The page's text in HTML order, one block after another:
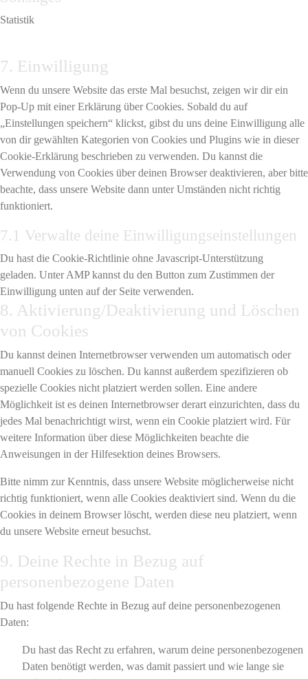
service
paypal
Statistik
Consent
to
service
sonstiges
7. Einwilligung
Wenn du unsere Website das erste Mal besuchst, zeigen wir dir ein
Pop-Up mit einer Erklärung über Cookies. Sobald du auf
„Einstellungen speichern“ klickst, gibst du uns deine Einwilligung alle
von dir gewählten Kategorien von Cookies und Plugins wie in dieser
Cookie-Erklärung beschrieben zu verwenden. Du kannst die
Verwendung von Cookies über deinen Browser deaktivieren, aber bitte
beachte, dass unsere Website dann unter Umständen nicht richtig
funktioniert.
7.1 Verwalte deine Einwilligungseinstellungen
Du hast die Cookie-Richtlinie ohne Javascript-Unterstützung
geladen. Unter AMP kannst du den Button zum Zustimmen der
Einwilligung unten auf der Seite verwenden.
8. Aktivierung/Deaktivierung und Löschen
von Cookies
Du kannst deinen Internetbrowser verwenden um automatisch oder
manuell Cookies zu löschen. Du kannst außerdem spezifizieren ob
spezielle Cookies nicht platziert werden sollen. Eine andere
Möglichkeit ist es deinen Internetbrowser derart einzurichten, dass du
jedes Mal benachrichtigt wirst, wenn ein Cookie platziert wird. Für
weitere Information über diese Möglichkeiten beachte die
Anweisungen in der Hilfesektion deines Browsers.
Bitte nimm zur Kenntnis, dass unsere Website möglicherweise nicht
richtig funktioniert, wenn alle Cookies deaktiviert sind. Wenn du die
Cookies in deinem Browser löscht, werden diese neu platziert, wenn
du unsere Website erneut besuchst.
9. Deine Rechte in Bezug auf
personenbezogene Daten
Du hast folgende Rechte in Bezug auf deine personenbezogenen
Daten:
Du hast das Recht zu erfahren, warum deine personenbezogenen
Daten benötigt werden, was damit passiert und wie lange sie